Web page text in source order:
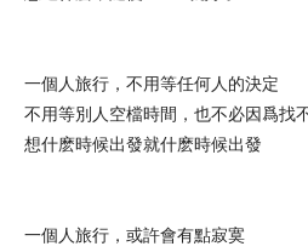
一個人旅行，不用等任何人的決定
不用等別人空檔時間，也不必因爲找
想什麽時候出發就什麽時候出發
一個人旅行，或許會有點寂寞